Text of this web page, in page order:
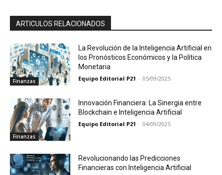
ARTICULOS RELACIONADOS
Finanzas
La Revolución de la Inteligencia Artificial en
los Pronósticos Económicos y la Política
Monetaria
Equipo Editorial P21 - 05/09/2025
Finanzas
Innovación Financiera: La Sinergia entre
Blockchain e Inteligencia Artificial
Equipo Editorial P21 - 04/09/2025
Revolucionando las Predicciones
Financieras con Inteligencia Artificial